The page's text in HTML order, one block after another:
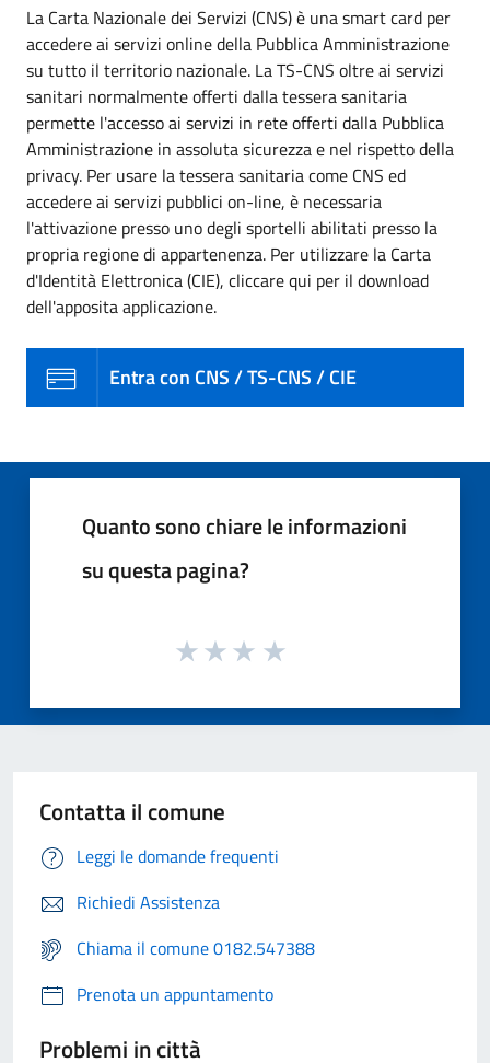
La Carta Nazionale dei Servizi (CNS) è una smart card per
accedere ai servizi online della Pubblica Amministrazione
su tutto il territorio nazionale. La TS-CNS oltre ai servizi
sanitari normalmente offerti dalla tessera sanitaria
permette l'accesso ai servizi in rete offerti dalla Pubblica
Amministrazione in assoluta sicurezza e nel rispetto della
privacy. Per usare la tessera sanitaria come CNS ed
accedere ai servizi pubblici on-line, è necessaria
l'attivazione presso uno degli sportelli abilitati presso la
propria regione di appartenenza. Per utilizzare la Carta
d'Identità Elettronica (CIE), cliccare qui per il download
dell'apposita applicazione.
Entra con CNS / TS-CNS / CIE
Quanto sono chiare le informazioni
su questa pagina?
Contatta il comune
Leggi le domande frequenti
Richiedi Assistenza
Chiama il comune 0182.547388
Prenota un appuntamento
Problemi in città